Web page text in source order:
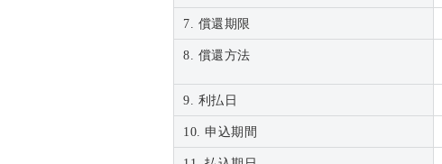
7. 償還期限
8. 償還方法
9. 利払日
10. 申込期間